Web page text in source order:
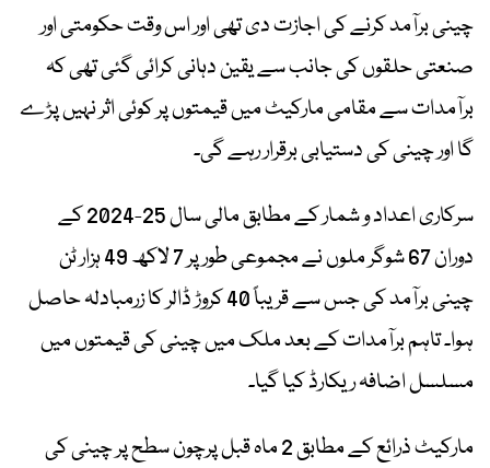
چینی برآمد کرنے کی اجازت دی تھی اور اس وقت حکومتی اور
صنعتی حلقوں کی جانب سے یقین دہانی کرائی گئی تھی کہ
برآمدات سے مقامی مارکیٹ میں قیمتوں پر کوئی اثر نہیں پڑے
گا اور چینی کی دستیابی برقرار رہے گی۔
سرکاری اعداد و شمار کے مطابق مالی سال 25-2024 کے
دوران 67 شوگر ملوں نے مجموعی طور پر 7 لاکھ 49 ہزار ٹن
چینی برآمد کی جس سے قریباً 40 کروڑ ڈالر کا زرمبادلہ حاصل
ہوا۔ تاہم برآمدات کے بعد ملک میں چینی کی قیمتوں میں
مسلسل اضافہ ریکارڈ کیا گیا۔
مارکیٹ ذرائع کے مطابق 2 ماہ قبل پرچون سطح پر چینی کی